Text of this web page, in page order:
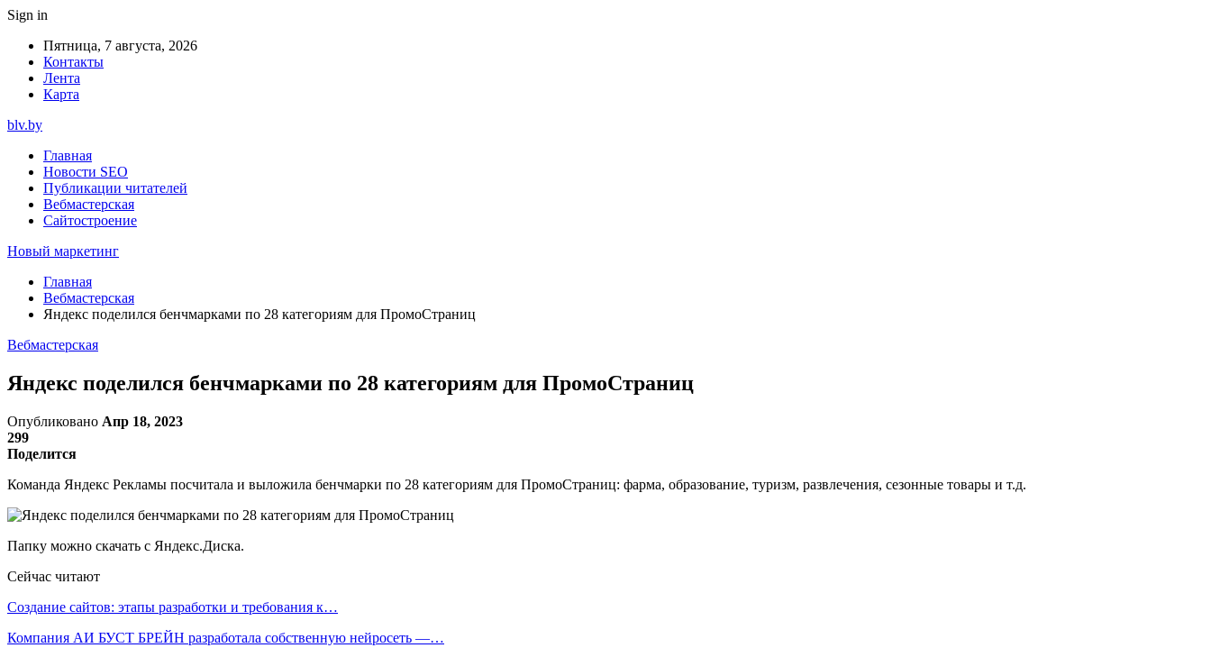
Sign in
Пятница, 7 августа, 2026
Контакты
Лента
Карта
blv.by
Главная
Новости SEO
Публикации читателей
Вебмастерская
Сайтостроение
Новый маркетинг
Главная
Вебмастерская
Яндекс поделился бенчмарками по 28 категориям для ПромоСтраниц
Вебмастерская
Яндекс поделился бенчмарками по 28 категориям для ПромоСтраниц
Опубликовано Апр 18, 2023
299
Поделится
Команда Яндекс Рекламы посчитала и выложила бенчмарки по 28 категориям для ПромоСтраниц: фарма, образование, туризм, развлечения, сезонные товары и т.д.
Папку можно скачать с Яндекс.Диска.
Сейчас читают
Создание сайтов: этапы разработки и требования к…
Компания АИ БУСТ БРЕЙН разработала собственную нейросеть —…